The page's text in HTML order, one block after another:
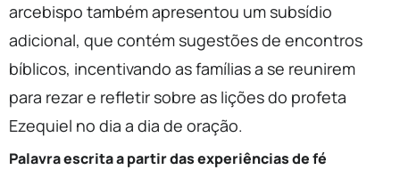
arcebispo também apresentou um subsídio
adicional, que contém sugestões de encontros
bíblicos, incentivando as famílias a se reunirem
para rezar e refletir sobre as lições do profeta
Ezequiel no dia a dia de oração.
Palavra escrita a partir das experiências de fé